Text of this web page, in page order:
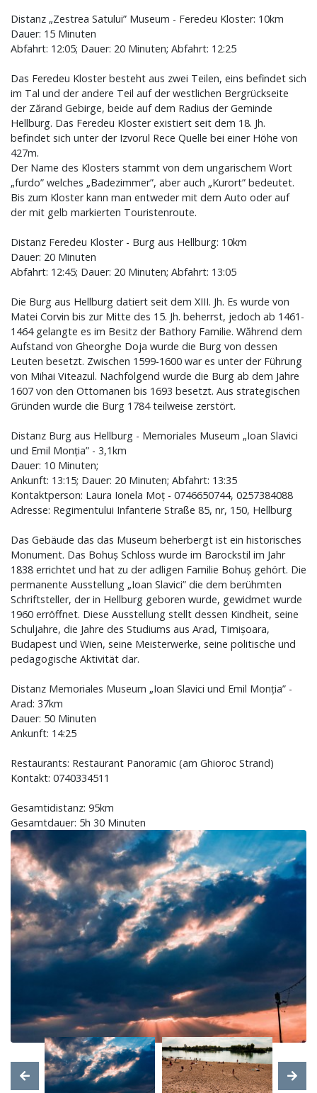
Distanz „Zestrea Satului” Museum - Feredeu Kloster: 10km
Dauer: 15 Minuten
Abfahrt: 12:05; Dauer: 20 Minuten; Abfahrt: 12:25
Das Feredeu Kloster besteht aus zwei Teilen, eins befindet sich
im Tal und der andere Teil auf der westlichen Bergrückseite
der Zărand Gebirge, beide auf dem Radius der Geminde
Hellburg. Das Feredeu Kloster existiert seit dem 18. Jh.
befindet sich unter der Izvorul Rece Quelle bei einer Höhe von
427m.
Der Name des Klosters stammt von dem ungarischem Wort
„furdo” welches „Badezimmer”, aber auch „Kurort” bedeutet.
Bis zum Kloster kann man entweder mit dem Auto oder auf
der mit gelb markierten Touristenroute.
Distanz Feredeu Kloster - Burg aus Hellburg: 10km
Dauer: 20 Minuten
Abfahrt: 12:45; Dauer: 20 Minuten; Abfahrt: 13:05
Die Burg aus Hellburg datiert seit dem XIII. Jh. Es wurde von
Matei Corvin bis zur Mitte des 15. Jh. beherrst, jedoch ab 1461-
1464 gelangte es im Besitz der Bathory Familie. Wăhrend dem
Aufstand von Gheorghe Doja wurde die Burg von dessen
Leuten besetzt. Zwischen 1599-1600 war es unter der Führung
von Mihai Viteazul. Nachfolgend wurde die Burg ab dem Jahre
1607 von den Ottomanen bis 1693 besetzt. Aus strategischen
Gründen wurde die Burg 1784 teilweise zerstört.
Distanz Burg aus Hellburg - Memoriales Museum „Ioan Slavici
und Emil Monția” - 3,1km
Dauer: 10 Minuten;
Ankunft: 13:15; Dauer: 20 Minuten; Abfahrt: 13:35
Kontaktperson: Laura Ionela Moț - 0746650744, 0257384088
Adresse: Regimentului Infanterie Straße 85, nr, 150, Hellburg
Das Gebäude das das Museum beherbergt ist ein historisches
Monument. Das Bohuș Schloss wurde im Barockstil im Jahr
1838 errichtet und hat zu der adligen Familie Bohuș gehört. Die
permanente Ausstellung „Ioan Slavici” die dem berühmten
Schriftsteller, der in Hellburg geboren wurde, gewidmet wurde
1960 erröffnet. Diese Ausstellung stellt dessen Kindheit, seine
Schuljahre, die Jahre des Studiums aus Arad, Timișoara,
Budapest und Wien, seine Meisterwerke, seine politische und
pedagogische Aktivität dar.
Distanz Memoriales Museum „Ioan Slavici und Emil Monția” -
Arad: 37km
Dauer: 50 Minuten
Ankunft: 14:25
Restaurants: Restaurant Panoramic (am Ghioroc Strand)
Kontakt: 0740334511
Gesamtidistanz: 95km
Gesamtdauer: 5h 30 Minuten